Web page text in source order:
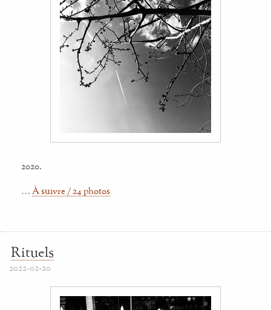
2020.
… À suivre / 24 photos
Rituels
2022-02-20